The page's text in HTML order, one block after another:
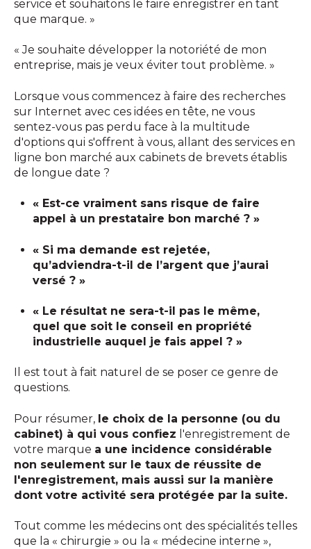
service et souhaitons le faire enregistrer en tant
que marque. »
« Je souhaite développer la notoriété de mon
entreprise, mais je veux éviter tout problème. »
Lorsque vous commencez à faire des recherches
sur Internet avec ces idées en tête, ne vous
sentez-vous pas perdu face à la multitude
d'options qui s'offrent à vous, allant des services en
ligne bon marché aux cabinets de brevets établis
de longue date ?
« Est-ce vraiment sans risque de faire
appel à un prestataire bon marché ? »
« Si ma demande est rejetée,
qu’adviendra-t-il de l’argent que j’aurai
versé ? »
« Le résultat ne sera-t-il pas le même,
quel que soit le conseil en propriété
industrielle auquel je fais appel ? »
Il est tout à fait naturel de se poser ce genre de
questions.
Pour résumer, le choix de la personne (ou du
cabinet) à qui vous confiez l'enregistrement de
votre marque a une incidence considérable
non seulement sur le taux de réussite de
l'enregistrement, mais aussi sur la manière
dont votre activité sera protégée par la suite.
Tout comme les médecins ont des spécialités telles
que la « chirurgie » ou la « médecine interne »,